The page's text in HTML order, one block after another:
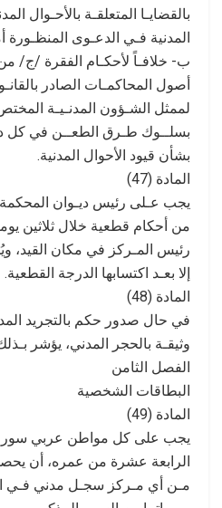
بالقضايـا المتعلقـة بالأحـوال
المدنية فـي الدعـوى المنظـورة
لممثل الشـؤون المدنـيـة
بسلــوك طـرق الطعــن في كل
بشأن قيود الأحوال المدنية.
المادة (47)
يجب عـلى رئيس ديـوان المحكمة
من أحكام قطعية خلال ثلاثين
رئيس المـركز في مكان القيد،
إلا بعـد اكتسابها الدرجة القطعية.
المادة (48)
في حال صدور حكم بالتجريد
وثيقـة بالحجر المدني، يؤشر
الفصل الثامن
البطاقات الشخصية
المادة (49)
يجب على كل مواطن عربي سوري،
الرابعة عشرة من عمره، أن
مـن أي مـركز سجـل مدني فـي